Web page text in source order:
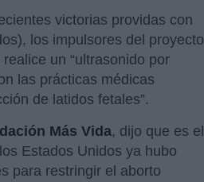
victorias providas con
los impulsores del proyecto
un “ultrasonido por
las prácticas médicas
de latidos fetales”.
Más Vida, dijo que es el
Estados Unidos ya hubo
para restringir el aborto